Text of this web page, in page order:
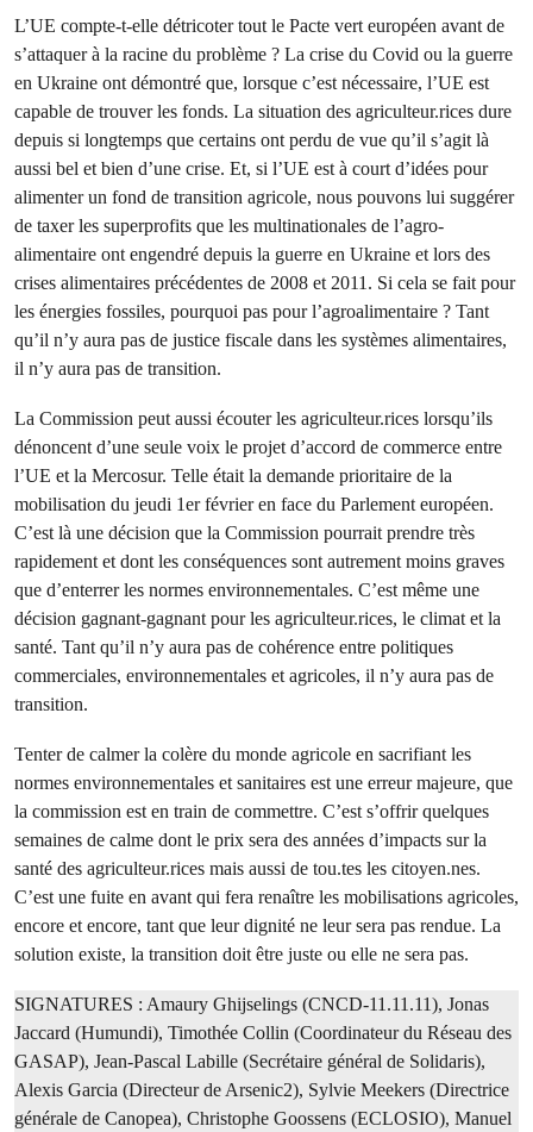
L’UE compte-t-elle détricoter tout le Pacte vert européen avant de
s’attaquer à la racine du problème ? La crise du Covid ou la guerre
en Ukraine ont démontré que, lorsque c’est nécessaire, l’UE est
capable de trouver les fonds. La situation des agriculteur.rices dure
depuis si longtemps que certains ont perdu de vue qu’il s’agit là
aussi bel et bien d’une crise. Et, si l’UE est à court d’idées pour
alimenter un fond de transition agricole, nous pouvons lui suggérer
de taxer les superprofits que les multinationales de l’agro-
alimentaire ont engendré depuis la guerre en Ukraine et lors des
crises alimentaires précédentes de 2008 et 2011. Si cela se fait pour
les énergies fossiles, pourquoi pas pour l’agroalimentaire ? Tant
qu’il n’y aura pas de justice fiscale dans les systèmes alimentaires,
il n’y aura pas de transition.
La Commission peut aussi écouter les agriculteur.rices lorsqu’ils
dénoncent d’une seule voix le projet d’accord de commerce entre
l’UE et la Mercosur. Telle était la demande prioritaire de la
mobilisation du jeudi 1er février en face du Parlement européen.
C’est là une décision que la Commission pourrait prendre très
rapidement et dont les conséquences sont autrement moins graves
que d’enterrer les normes environnementales. C’est même une
décision gagnant-gagnant pour les agriculteur.rices, le climat et la
santé. Tant qu’il n’y aura pas de cohérence entre politiques
commerciales, environnementales et agricoles, il n’y aura pas de
transition.
Tenter de calmer la colère du monde agricole en sacrifiant les
normes environnementales et sanitaires est une erreur majeure, que
la commission est en train de commettre. C’est s’offrir quelques
semaines de calme dont le prix sera des années d’impacts sur la
santé des agriculteur.rices mais aussi de tou.tes les citoyen.nes.
C’est une fuite en avant qui fera renaître les mobilisations agricoles,
encore et encore, tant que leur dignité ne leur sera pas rendue. La
solution existe, la transition doit être juste ou elle ne sera pas.
SIGNATURES : Amaury Ghijselings (CNCD-11.11.11), Jonas
Jaccard (Humundi), Timothée Collin (Coordinateur du Réseau des
GASAP), Jean-Pascal Labille (Secrétaire général de Solidaris),
Alexis Garcia (Directeur de Arsenic2), Sylvie Meekers (Directrice
générale de Canopea), Christophe Goossens (ECLOSIO), Manuel